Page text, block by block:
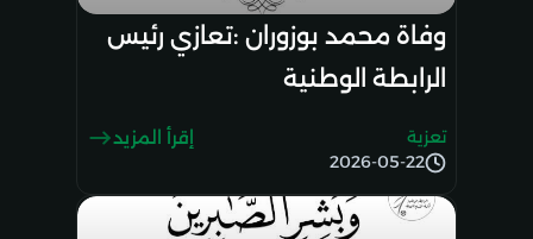
وفاة محمد بوزوران :تعازي رئيس
الرابطة الوطنية
2026-05-22
تعزية إقرأ المزيد